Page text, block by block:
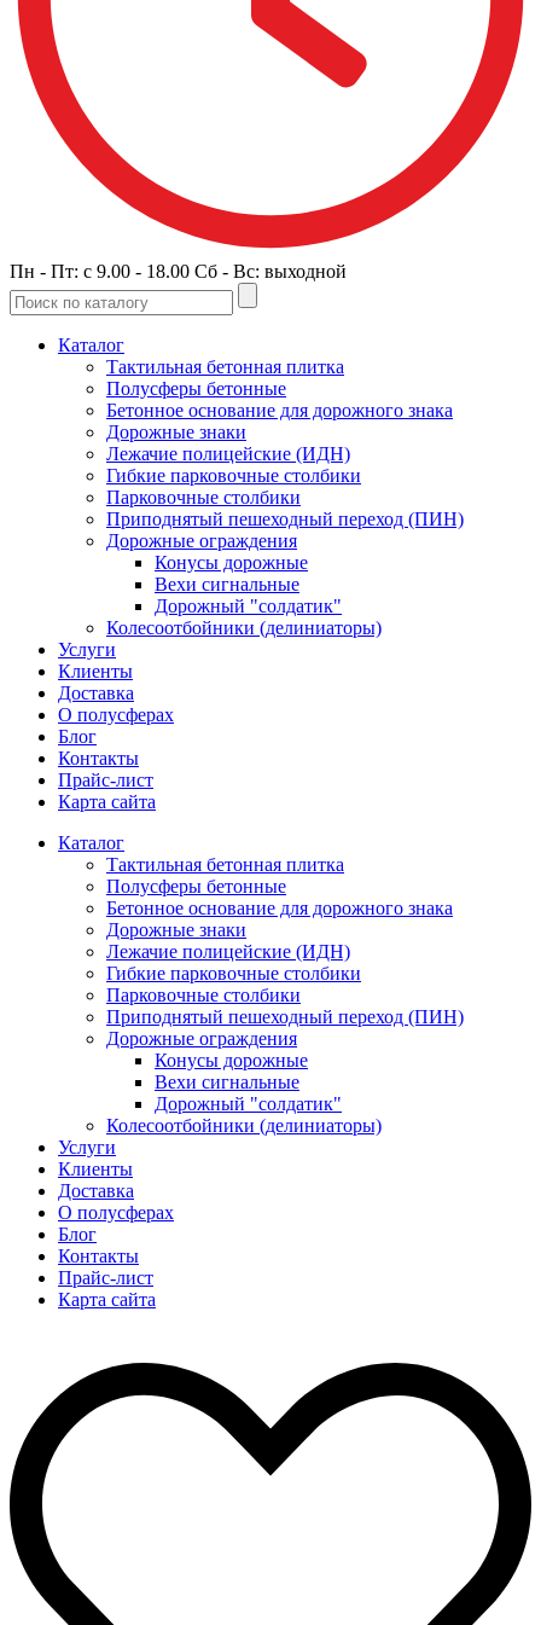
Пн - Пт: c 9.00 - 18.00 Сб - Вс: выходной
Каталог
Тактильная бетонная плитка
Полусферы бетонные
Бетонное основание для дорожного знака
Дорожные знаки
Лежачие полицейские (ИДН)
Гибкие парковочные столбики
Парковочные столбики
Приподнятый пешеходный переход (ПИН)
Дорожные ограждения
Конусы дорожные
Вехи сигнальные
Дорожный "солдатик"
Колесоотбойники (делиниаторы)
Услуги
Клиенты
Доставка
О полусферах
Блог
Контакты
Прайс-лист
Карта сайта
Каталог
Тактильная бетонная плитка
Полусферы бетонные
Бетонное основание для дорожного знака
Дорожные знаки
Лежачие полицейские (ИДН)
Гибкие парковочные столбики
Парковочные столбики
Приподнятый пешеходный переход (ПИН)
Дорожные ограждения
Конусы дорожные
Вехи сигнальные
Дорожный "солдатик"
Колесоотбойники (делиниаторы)
Услуги
Клиенты
Доставка
О полусферах
Блог
Контакты
Прайс-лист
Карта сайта